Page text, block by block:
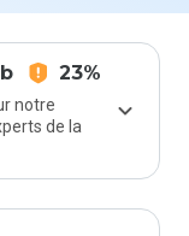
23%
notre
de la